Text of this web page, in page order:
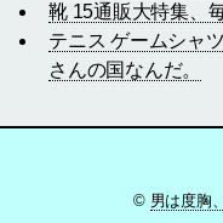
靴 15通販大特集、
テニス ゲームシャ
さんの国なんだ。
© 男は度胸